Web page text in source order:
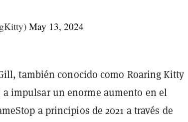
May 13, 2024
también conocido como Roaring Kitty
a impulsar un enorme aumento en el
a principios de 2021 a través de